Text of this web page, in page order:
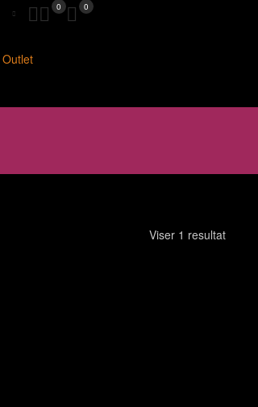
0 0
Outlet
Viser 1 resultat